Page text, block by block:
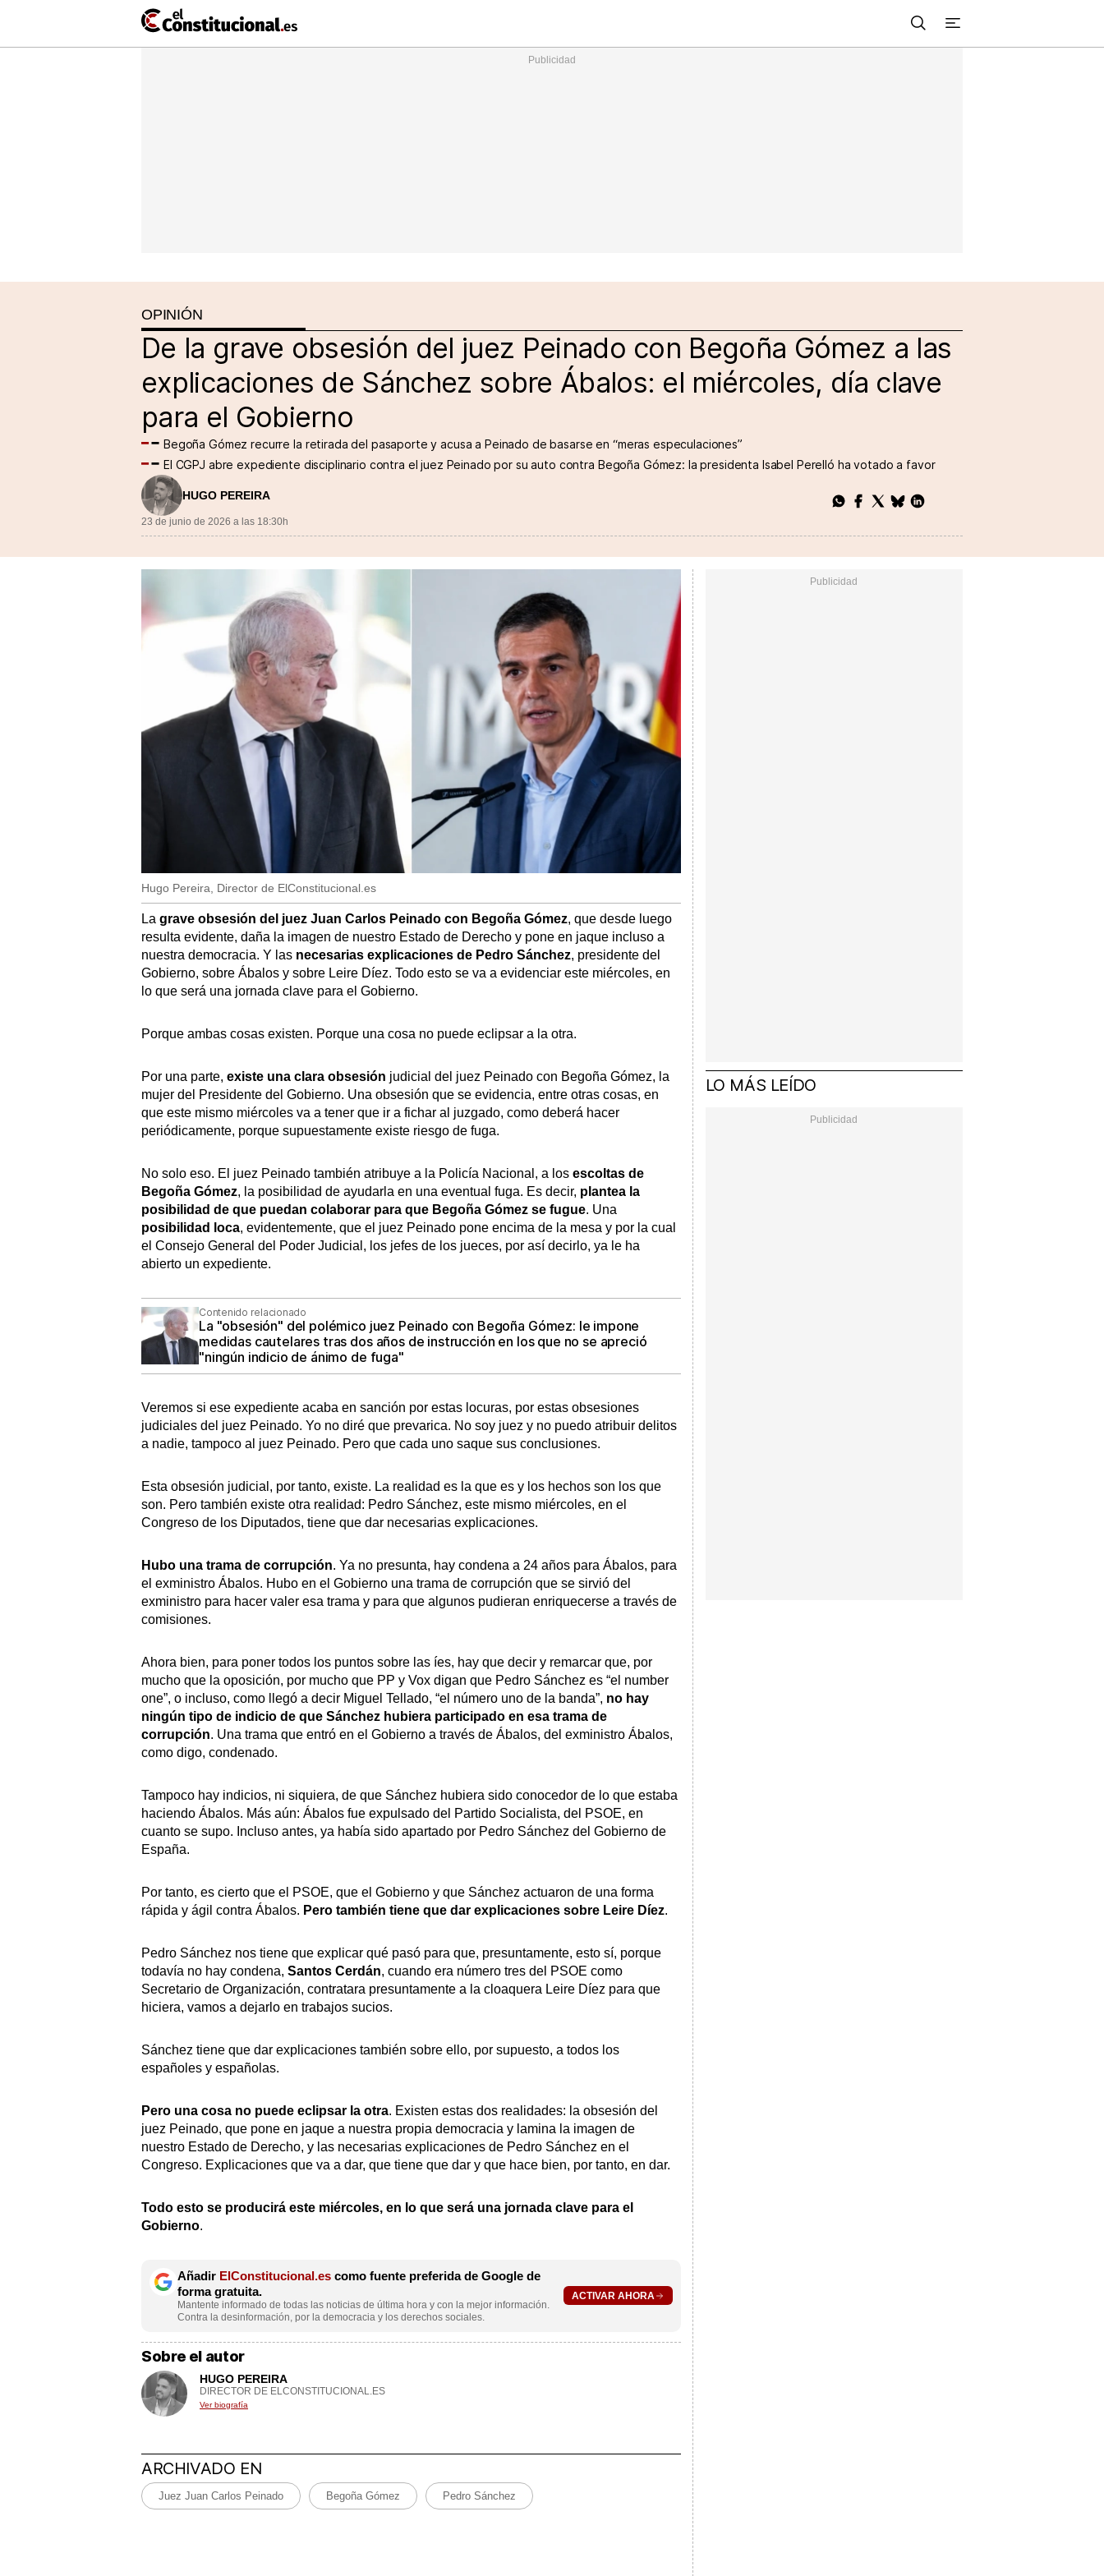
Nacional
Buscar
De la grave obsesión del juez Peinado con Begoña Gómez a las
explicaciones de Sánchez sobre Ábalos: el miércoles, día clave
para el Gobierno
OPINIÓN
Begoña Gómez recurre la retirada del pasaporte y acusa a Peinado de basarse en “meras especulaciones”
El CGPJ abre expediente disciplinario contra el juez Peinado por su auto contra Begoña Gómez: la presidenta Isabel Perelló ha votado a favor
HUGO PEREIRA
23 de junio de 2026 a las 18:30h
Hugo Pereira, Director de ElConstitucional.es
La grave obsesión del juez Juan Carlos Peinado con Begoña Gómez, que desde luego
resulta evidente, daña la imagen de nuestro Estado de Derecho y pone en jaque incluso a
nuestra democracia. Y las necesarias explicaciones de Pedro Sánchez, presidente del
Gobierno, sobre Ábalos y sobre Leire Díez. Todo esto se va a evidenciar este miércoles, en
lo que será una jornada clave para el Gobierno.
Porque ambas cosas existen. Porque una cosa no puede eclipsar a la otra.
Por una parte, existe una clara obsesión judicial del juez Peinado con Begoña Gómez, la
mujer del Presidente del Gobierno. Una obsesión que se evidencia, entre otras cosas, en
que este mismo miércoles va a tener que ir a fichar al juzgado, como deberá hacer
periódicamente, porque supuestamente existe riesgo de fuga.
No solo eso. El juez Peinado también atribuye a la Policía Nacional, a los escoltas de
Begoña Gómez, la posibilidad de ayudarla en una eventual fuga. Es decir, plantea la
posibilidad de que puedan colaborar para que Begoña Gómez se fugue. Una
posibilidad loca, evidentemente, que el juez Peinado pone encima de la mesa y por la cual
el Consejo General del Poder Judicial, los jefes de los jueces, por así decirlo, ya le ha
abierto un expediente.
Contenido relacionado
La "obsesión" del polémico juez Peinado con Begoña Gómez: le impone
medidas cautelares tras dos años de instrucción en los que no se apreció
"ningún indicio de ánimo de fuga"
Veremos si ese expediente acaba en sanción por estas locuras, por estas obsesiones
judiciales del juez Peinado. Yo no diré que prevarica. No soy juez y no puedo atribuir delitos
a nadie, tampoco al juez Peinado. Pero que cada uno saque sus conclusiones.
Esta obsesión judicial, por tanto, existe. La realidad es la que es y los hechos son los que
son. Pero también existe otra realidad: Pedro Sánchez, este mismo miércoles, en el
Congreso de los Diputados, tiene que dar necesarias explicaciones.
Hubo una trama de corrupción. Ya no presunta, hay condena a 24 años para Ábalos, para
el exministro Ábalos. Hubo en el Gobierno una trama de corrupción que se sirvió del
exministro para hacer valer esa trama y para que algunos pudieran enriquecerse a través de
comisiones.
Ahora bien, para poner todos los puntos sobre las íes, hay que decir y remarcar que, por
mucho que la oposición, por mucho que PP y Vox digan que Pedro Sánchez es “el number
one”, o incluso, como llegó a decir Miguel Tellado, “el número uno de la banda”, no hay
ningún tipo de indicio de que Sánchez hubiera participado en esa trama de
corrupción. Una trama que entró en el Gobierno a través de Ábalos, del exministro Ábalos,
como digo, condenado.
Tampoco hay indicios, ni siquiera, de que Sánchez hubiera sido conocedor de lo que estaba
haciendo Ábalos. Más aún: Ábalos fue expulsado del Partido Socialista, del PSOE, en
cuanto se supo. Incluso antes, ya había sido apartado por Pedro Sánchez del Gobierno de
España.
Por tanto, es cierto que el PSOE, que el Gobierno y que Sánchez actuaron de una forma
rápida y ágil contra Ábalos. Pero también tiene que dar explicaciones sobre Leire Díez.
Pedro Sánchez nos tiene que explicar qué pasó para que, presuntamente, esto sí, porque
todavía no hay condena, Santos Cerdán, cuando era número tres del PSOE como
Secretario de Organización, contratara presuntamente a la cloaquera Leire Díez para que
hiciera, vamos a dejarlo en trabajos sucios.
Sánchez tiene que dar explicaciones también sobre ello, por supuesto, a todos los
españoles y españolas.
Pero una cosa no puede eclipsar la otra. Existen estas dos realidades: la obsesión del
juez Peinado, que pone en jaque a nuestra propia democracia y lamina la imagen de
nuestro Estado de Derecho, y las necesarias explicaciones de Pedro Sánchez en el
Congreso. Explicaciones que va a dar, que tiene que dar y que hace bien, por tanto, en dar.
Todo esto se producirá este miércoles, en lo que será una jornada clave para el
Gobierno.
Añadir ElConstitucional.es como fuente preferida de Google de
forma gratuita.
Mantente informado de todas las noticias de última hora y con la mejor información.
Contra la desinformación, por la democracia y los derechos sociales.
ACTIVAR AHORA
Sobre el autor
HUGO PEREIRA
DIRECTOR DE ELCONSTITUCIONAL.ES
Ver biografía
ARCHIVADO EN
Juez Juan Carlos Peinado Begoña Gómez Pedro Sánchez
LO MÁS LEÍDO